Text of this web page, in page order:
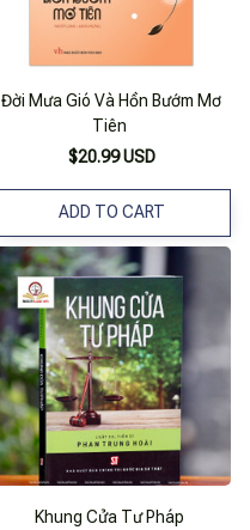
Đời Mưa Gió Và Hồn Bướm Mơ
Tiên
$20.99 USD
ADD TO CART
Khung Cửa Tư Pháp